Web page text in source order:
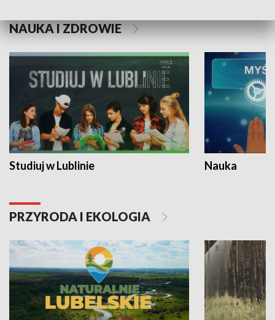
NAUKA I ZDROWIE
Studiuj w Lublinie Nauka
PRZYRODA I EKOLOGIA